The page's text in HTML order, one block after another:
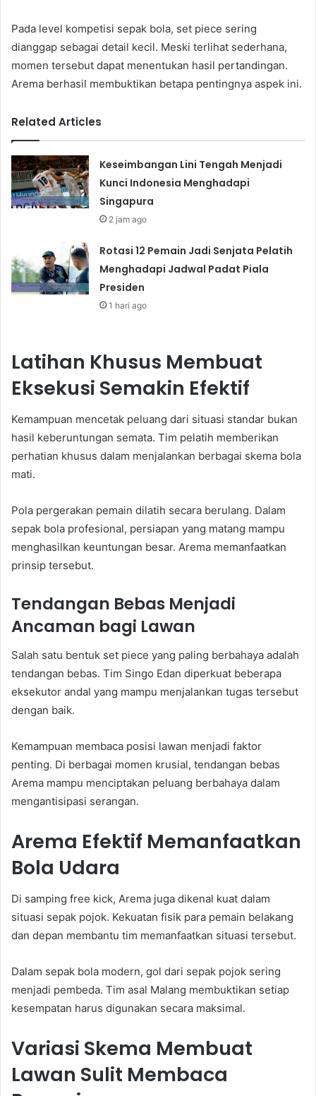
Pada level kompetisi sepak bola, set piece sering
dianggap sebagai detail kecil. Meski terlihat sederhana,
momen tersebut dapat menentukan hasil pertandingan.
Arema berhasil membuktikan betapa pentingnya aspek ini.
Related Articles
Keseimbangan Lini Tengah Menjadi
Kunci Indonesia Menghadapi
Singapura
2 jam ago
Rotasi 12 Pemain Jadi Senjata Pelatih
Menghadapi Jadwal Padat Piala
Presiden
1 hari ago
Latihan Khusus Membuat
Eksekusi Semakin Efektif
Kemampuan mencetak peluang dari situasi standar bukan
hasil keberuntungan semata. Tim pelatih memberikan
perhatian khusus dalam menjalankan berbagai skema bola
mati.
Pola pergerakan pemain dilatih secara berulang. Dalam
sepak bola profesional, persiapan yang matang mampu
menghasilkan keuntungan besar. Arema memanfaatkan
prinsip tersebut.
Tendangan Bebas Menjadi
Ancaman bagi Lawan
Salah satu bentuk set piece yang paling berbahaya adalah
tendangan bebas. Tim Singo Edan diperkuat beberapa
eksekutor andal yang mampu menjalankan tugas tersebut
dengan baik.
Kemampuan membaca posisi lawan menjadi faktor
penting. Di berbagai momen krusial, tendangan bebas
Arema mampu menciptakan peluang berbahaya dalam
mengantisipasi serangan.
Arema Efektif Memanfaatkan
Bola Udara
Di samping free kick, Arema juga dikenal kuat dalam
situasi sepak pojok. Kekuatan fisik para pemain belakang
dan depan membantu tim memanfaatkan situasi tersebut.
Dalam sepak bola modern, gol dari sepak pojok sering
menjadi pembeda. Tim asal Malang membuktikan setiap
kesempatan harus digunakan secara maksimal.
Variasi Skema Membuat
Lawan Sulit Membaca